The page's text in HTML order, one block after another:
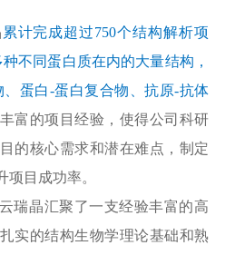
累计完成超过750个结构解析项
不同蛋白质在内的大量结构，
蛋白-蛋白复合物、抗原-抗体
富的项目经验，使得公司科研
的核心需求和潜在难点，制定
目成功率。
瑞晶汇聚了一支经验丰富的高
实的结构生物学理论基础和熟